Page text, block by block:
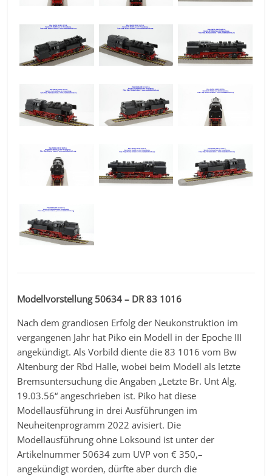
Modellvorstellung 50634 – DR 83 1016
Nach dem grandiosen Erfolg der Neukonstruktion im
vergangenen Jahr hat Piko ein Modell in der Epoche III
angekündigt. Als Vorbild diente die 83 1016 vom Bw
Altenburg der Rbd Halle, wobei beim Modell als letzte
Bremsuntersuchung die Angaben „Letzte Br. Unt Alg.
19.03.56“ angeschrieben ist. Piko hat diese
Modellausführung in drei Ausführungen im
Neuheitenprogramm 2022 avisiert. Die
Modellausführung ohne Loksound ist unter der
Artikelnummer 50634 zum UVP von € 350,–
angekündigt worden, dürfte aber durch die